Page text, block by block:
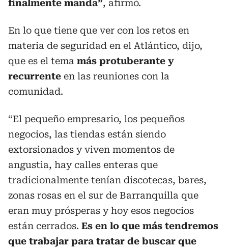
finalmente manda”, afirmó.
En lo que tiene que ver con los retos en
materia de seguridad en el Atlántico, dijo,
que es el tema más protuberante y
recurrente en las reuniones con la
comunidad.
“El pequeño empresario, los pequeños
negocios, las tiendas están siendo
extorsionados y viven momentos de
angustia, hay calles enteras que
tradicionalmente tenían discotecas, bares,
zonas rosas en el sur de Barranquilla que
eran muy prósperas y hoy esos negocios
están cerrados. Es en lo que más tendremos
que trabajar para tratar de buscar que